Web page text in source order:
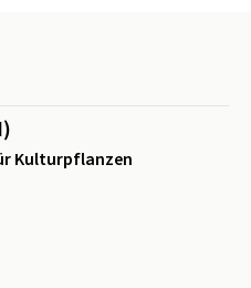
Kulturpflanzen